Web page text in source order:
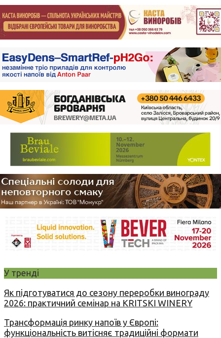
У тренді
Як підготуватися до сезону переробки винограду
2026: практичний семінар на KRITSKI WINERY
Трансформація ринку напоїв у Європі:
функціональність витісняє традиційні формати